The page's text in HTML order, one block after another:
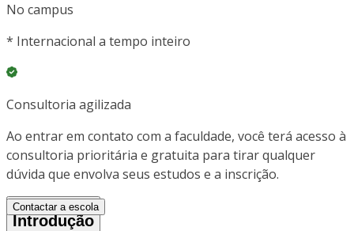
No campus
* Internacional a tempo inteiro
Consultoria agilizada
Ao entrar em contato com a faculdade, você terá acesso à
consultoria prioritária e gratuita para tirar qualquer
dúvida que envolva seus estudos e a inscrição.
Contactar a escola
Introdução